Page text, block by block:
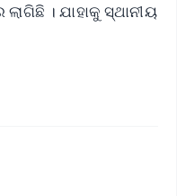
। ଯାହାକୁ ସ୍ଥାନୀୟ